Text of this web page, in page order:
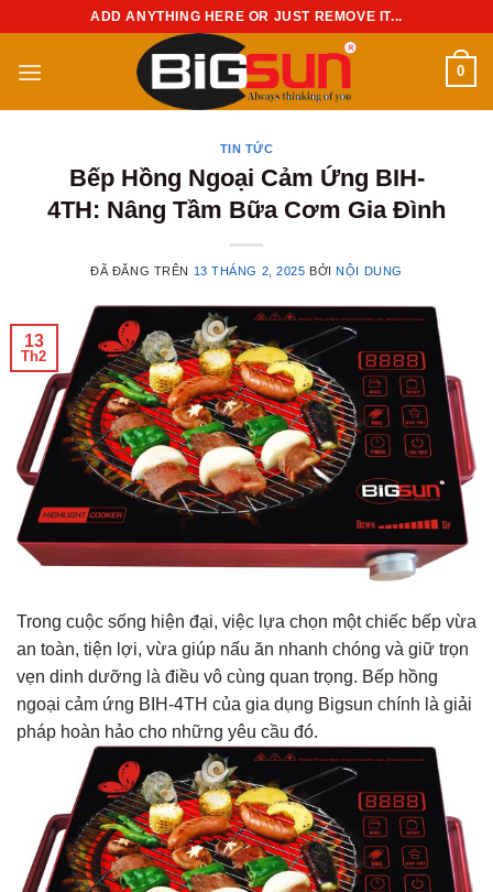
nội
ADD ANYTHING HERE OR JUST REMOVE IT...
0
TIN TỨC
Bếp Hồng Ngoại Cảm Ứng BIH-
4TH: Nâng Tầm Bữa Cơm Gia Đình
ĐÃ ĐĂNG TRÊN 13 THÁNG 2, 2025 BỞINỘI DUNG
13
Th2
Trong cuộc sống hiện đại, việc lựa chọn một chiếc bếp vừa
an toàn, tiện lợi, vừa giúp nấu ăn nhanh chóng và giữ trọn
vẹn dinh dưỡng là điều vô cùng quan trọng. Bếp hồng
ngoại cảm ứng BIH-4TH của gia dụng Bigsun chính là giải
pháp hoàn hảo cho những yêu cầu đó.